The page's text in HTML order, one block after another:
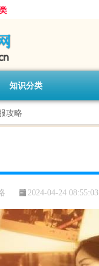
知识分类
攻略
2024-04-24 08:55:03